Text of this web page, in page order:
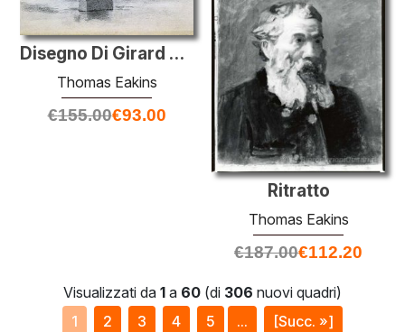
Disegno Di Girard Avenue Bridge
Thomas Eakins
€155.00€93.00
Ritratto
Thomas Eakins
€187.00€112.20
Visualizzati da 1 a 60 (di 306 nuovi quadri)
1
2 3 4 5 ... [Succ. »]